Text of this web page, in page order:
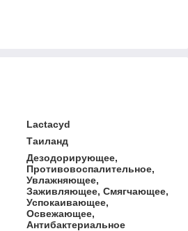
Lactacyd
Таиланд
Дезодорирующее,
Противовоспалительное,
Увлажняющее,
Заживляющее, Смягчающее,
Успокаивающее,
Освежающее,
Антибактериальное